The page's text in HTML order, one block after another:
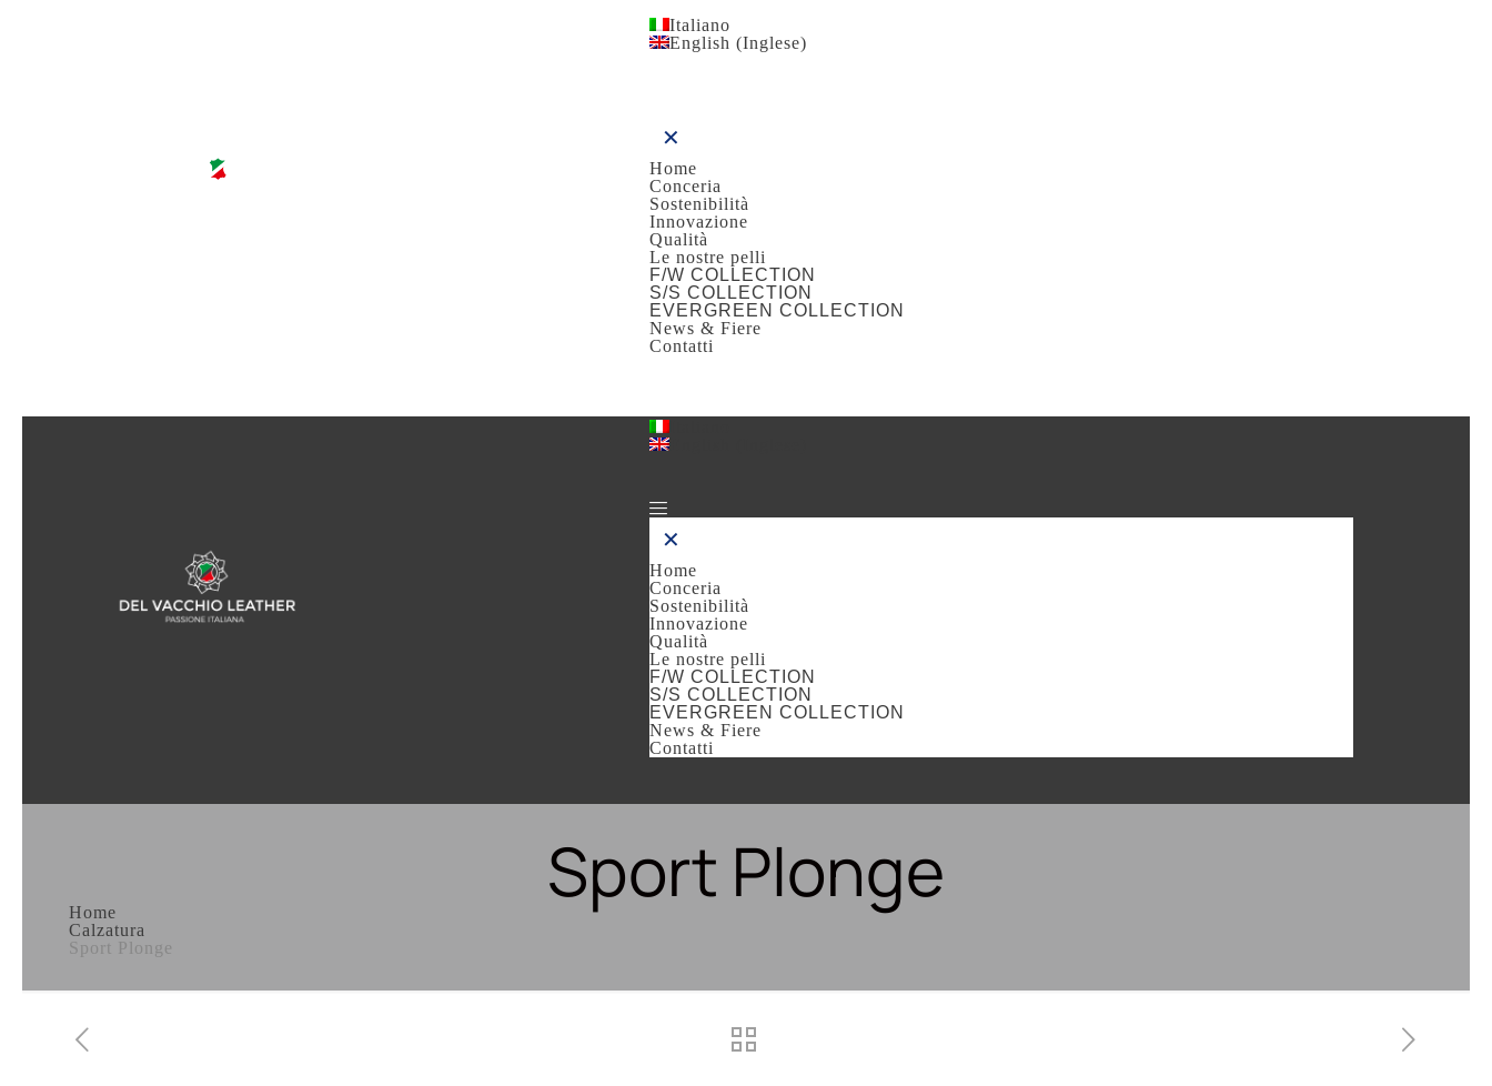
Italiano
English (Inglese)
✕
Home
Conceria
Sostenibilità
Innovazione
Qualità
Le nostre pelli
F/W COLLECTION
S/S COLLECTION
EVERGREEN COLLECTION
News & Fiere
Contatti
✕
Home
Conceria
Sostenibilità
Innovazione
Qualità
Le nostre pelli
F/W COLLECTION
S/S COLLECTION
EVERGREEN COLLECTION
News & Fiere
Contatti
Sport Plonge
Home
Calzatura
Sport Plonge